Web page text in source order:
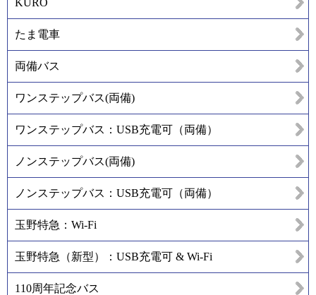
たま電車
両備バス
ワンステップバス(両備)
ワンステップバス：USB充電可（両備）
ノンステップバス(両備)
ノンステップバス：USB充電可（両備）
玉野特急：Wi-Fi
玉野特急（新型）：USB充電可 & Wi-Fi
110周年記念バス